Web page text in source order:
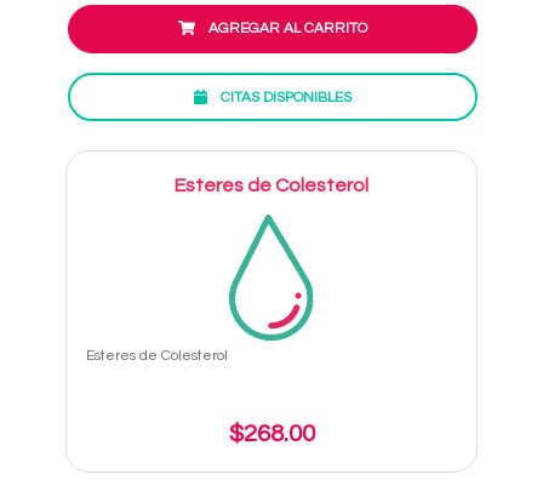
AGREGAR AL CARRITO
CITAS DISPONIBLES
Esteres de Colesterol
Esteres de Colesterol
$268.00